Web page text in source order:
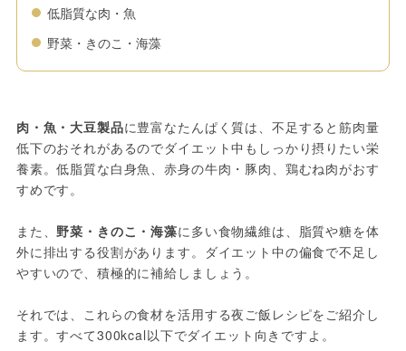
低脂質な肉・魚
野菜・きのこ・海藻
肉・魚・大豆製品に豊富なたんぱく質は、不足すると筋肉量
低下のおそれがあるのでダイエット中もしっかり摂りたい栄
養素。低脂質な白身魚、赤身の牛肉・豚肉、鶏むね肉がおす
すめです。
また、野菜・きのこ・海藻に多い食物繊維は、脂質や糖を体
外に排出する役割があります。ダイエット中の偏食で不足し
やすいので、積極的に補給しましょう。
それでは、これらの食材を活用する夜ご飯レシピをご紹介し
ます。すべて300kcal以下でダイエット向きですよ。